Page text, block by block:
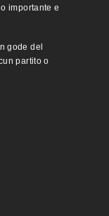
importante e
gode del
partito o